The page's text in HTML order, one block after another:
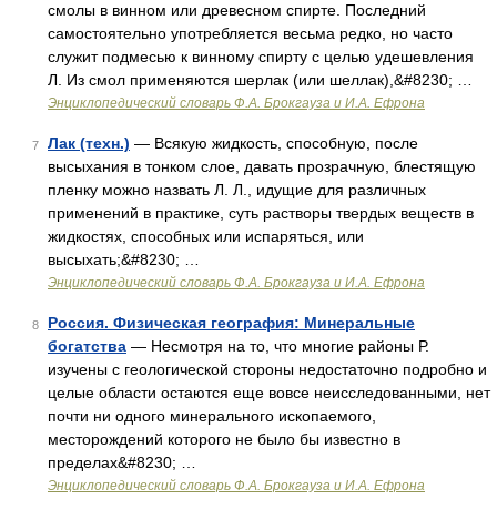
смолы в винном или древесном спирте. Последний
самостоятельно употребляется весьма редко, но часто
служит подмесью к винному спирту с целью удешевления
Л. Из смол применяются шерлак (или шеллак),&#8230; …
Энциклопедический словарь Ф.А. Брокгауза и И.А. Ефрона
7 Лак (техн.) — Всякую жидкость, способную, после
высыхания в тонком слое, давать прозрачную, блестящую
пленку можно назвать Л. Л., идущие для различных
применений в практике, суть растворы твердых веществ в
жидкостях, способных или испаряться, или
высыхать;&#8230; …
Энциклопедический словарь Ф.А. Брокгауза и И.А. Ефрона
8
Россия. Физическая география: Минеральные
богатства — Несмотря на то, что многие районы Р.
изучены с геологической стороны недостаточно подробно и
целые области остаются еще вовсе неисследованными, нет
почти ни одного минерального ископаемого,
месторождений которого не было бы известно в
пределах&#8230; …
Энциклопедический словарь Ф.А. Брокгауза и И.А. Ефрона